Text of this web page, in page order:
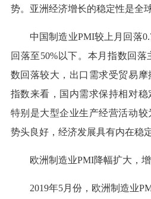
势。亚洲经济增长的稳定性是全
中国制造业PMI较上月回落
回落至50%以下。本月指数回
数回落较大，出口需求受贸易
指数来看，国内需求保持相对稳
特别是大型企业生产经营活动
势头良好，经济发展具有内在稳
欧洲制造业PMI降幅扩大，
2019年5月份，欧洲制造业